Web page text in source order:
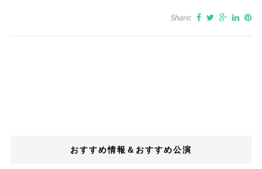
Share:
おすすめ情報＆おすすめ公演